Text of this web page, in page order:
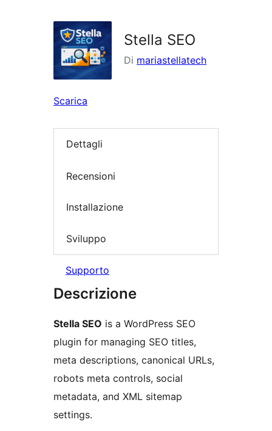
Stella SEO
Di mariastellatech
Scarica
Dettagli
Recensioni
Installazione
Sviluppo
Supporto
Descrizione
Stella SEO is a WordPress SEO
plugin for managing SEO titles,
meta descriptions, canonical URLs,
robots meta controls, social
metadata, and XML sitemap
settings.